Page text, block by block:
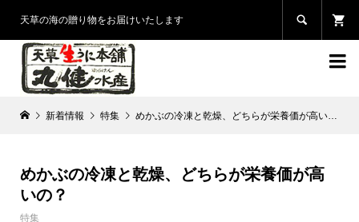
天草の海の贈り物をお届けいたします 

新着情報 特集 めかぶの冷凍と乾燥、どちらが栄養価が高いの？
めかぶの冷凍と乾燥、どちらが栄養価が高
いの？
特集